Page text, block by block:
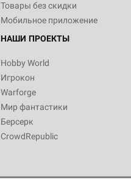
Товары без скидки
Мобильное приложение
НАШИ ПРОЕКТЫ
Hobby World
Игрокон
Warforge
Мир фантастики
Берсерк
CrowdRepublic